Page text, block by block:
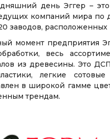
день Эггер –
компаний мира по
заводов, расположенных
момент предприятия
весь
из древесины. Это
легкие
в широкой гамме
трендам.